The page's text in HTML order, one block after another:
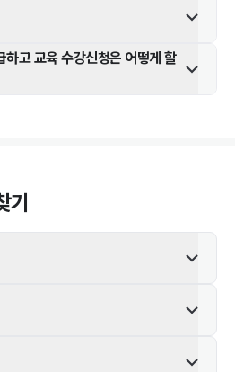
하고 교육 수강신청은 어떻게 할
기